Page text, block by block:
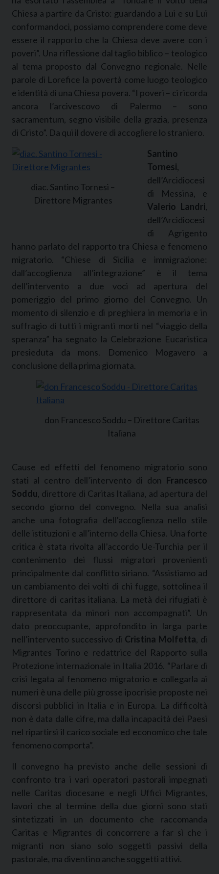
Chiesa a partire da Cristo: guardando a Lui e su Lui
conformandoci, possiamo comprendere come deve
essere il rapporto che la Chiesa deve avere con i
poveri”. Una riflessione dal taglio biblico – teologico
al tema proposto dal Convegno regionale. Nelle
parole di Lorefice la povertà come luogo teologico
e identità di una Chiesa povera. “I poveri – ci ricorda
ancora l’arcivescovo di Palermo – sono
sacramentum, segno visibile della grazia, presenza
di Cristo”. Da qui il dovere di accogliere lo straniero.
diac. Santino Tornesi –
Direttore Migrantes
Santino
Tornesi,
dell’Arcidiocesi
di Messina, e
Valerio Landri,
dell’Arcidiocesi
di Agrigento
hanno parlato del rapporto tra Chiesa e fenomeno
migratorio. “Chiese di Sicilia e immigrazione:
dall’accoglienza all’integrazione” è il tema
dell’intervento a due voci ad apertura del
pomeriggio del primo giorno del Convegno. Un
momento di silenzio e di preghiera in memoria e in
suffragio di tutti i migranti morti nel “viaggio della
speranza” ha segnato la Celebrazione Eucaristica
presieduta da mons. Domenico Mogavero a
conclusione della prima giornata.
don Francesco Soddu – Direttore Caritas
Italiana
Cause ed effetti del fenomeno migratorio sono
stati al centro dell’intervento di don Francesco
Soddu, direttore di Caritas Italiana, ad apertura del
secondo giorno del convegno. Nella sua analisi
anche una fotografia dell’accoglienza nello stile
delle istituzioni e all’interno della Chiesa. Una forte
critica è stata rivolta all’accordo Ue-Turchia per il
contenimento dei flussi migratori provenienti
principalmente dal conflitto siriano. “Assistiamo ad
un cambiamento dei volti di chi fugge, sottolinea il
direttore di caritas italiana. La metà dei rifugiati è
rappresentata da minori non accompagnati”. Un
dato preoccupante, approfondito in larga parte
nell’intervento successivo di Cristina Molfetta, di
Migrantes Torino e redattrice del Rapporto sulla
Protezione internazionale in Italia 2016. “Parlare di
crisi legata al fenomeno migratorio e collegarla ai
numeri è una delle più grosse ipocrisie proposte nei
discorsi pubblici in Italia e in Europa. La difficoltà
non è data dalle cifre, ma dalla incapacità dei Paesi
nel ripartirsi il carico sociale ed economico che tale
fenomeno comporta”.
Il convegno ha previsto anche delle sessioni di
confronto tra i vari operatori pastorali impegnati
nelle Caritas diocesane e negli Uffici Migrantes,
lavori che al termine della due giorni sono stati
sintetizzati in un documento che raccomanda
Caritas e Migrantes di concorrere a far sì che i
migranti non siano solo soggetti passivi della
pastorale, ma diventino anche soggetti attivi.